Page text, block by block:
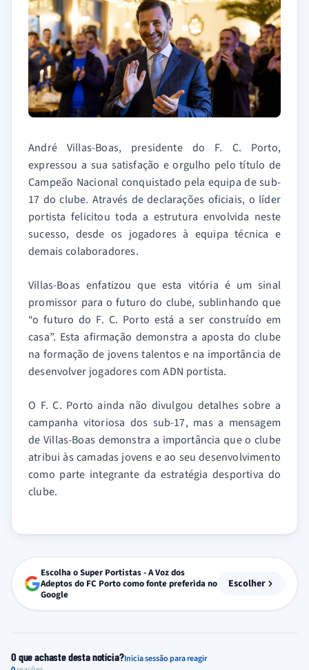
André Villas-Boas, presidente do F. C. Porto,
expressou a sua satisfação e orgulho pelo título de
Campeão Nacional conquistado pela equipa de sub-
17 do clube. Através de declarações oficiais, o líder
portista felicitou toda a estrutura envolvida neste
sucesso, desde os jogadores à equipa técnica e
demais colaboradores.
Villas-Boas enfatizou que esta vitória é um sinal
promissor para o futuro do clube, sublinhando que
“o futuro do F. C. Porto está a ser construído em
casa”. Esta afirmação demonstra a aposta do clube
na formação de jovens talentos e na importância de
desenvolver jogadores com ADN portista.
O F. C. Porto ainda não divulgou detalhes sobre a
campanha vitoriosa dos sub-17, mas a mensagem
de Villas-Boas demonstra a importância que o clube
atribui às camadas jovens e ao seu desenvolvimento
como parte integrante da estratégia desportiva do
clube.
Escolha o Super Portistas - A Voz dos
Adeptos do FC Porto como fonte preferida no
Google
Escolher
O que achaste desta notícia?Inicia sessão para reagir